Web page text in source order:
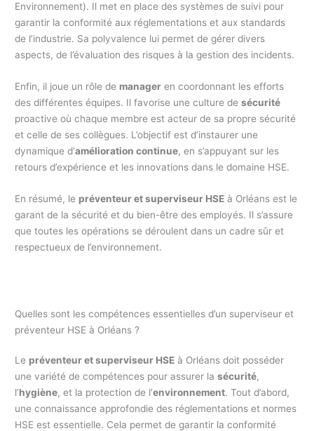
Environnement). Il met en place des systèmes de suivi pour
garantir la conformité aux réglementations et aux standards
de l’industrie. Sa polyvalence lui permet de gérer divers
aspects, de l’évaluation des risques à la gestion des incidents.
Enfin, il joue un rôle de manager en coordonnant les efforts
des différentes équipes. Il favorise une culture desécurité
proactive où chaque membre est acteur de sa propre sécurité
et celle de ses collègues. L’objectif est d’instaurer une
dynamique d’amélioration continue, en s’appuyant sur les
retours d’expérience et les innovations dans le domaine HSE.
En résumé, le préventeur et superviseur HSE à Orléans est le
garant de la sécurité et du bien-être des employés. Il s’assure
que toutes les opérations se déroulent dans un cadre sûr et
respectueux de l’environnement.
Quelles sont les compétences essentielles d’un superviseur et
préventeur HSE à Orléans ?
Le préventeur et superviseur HSE à Orléans doit posséder
une variété de compétences pour assurer lasécurité,
l’hygiène, et la protection de l’environnement. Tout d’abord,
une connaissance approfondie des réglementations et normes
HSE est essentielle. Cela permet de garantir la conformité